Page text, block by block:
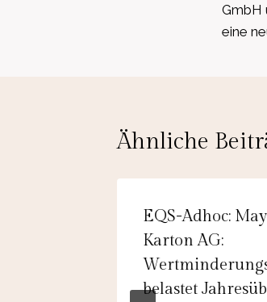
GmbH
eine
Ähnliche
EQS-Adhoc:
Karton AG:
belastet